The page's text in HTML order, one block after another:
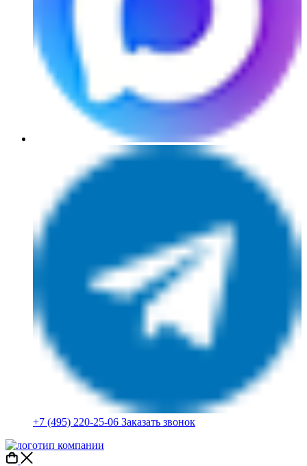
+7 (495) 220-25-06 Заказать звонок